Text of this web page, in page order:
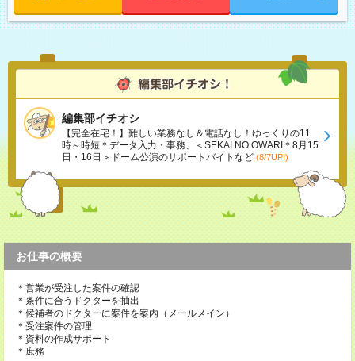
編集部イチオシ
【完全在宅！】難しい業務なし＆電話なし！ゆっくりの11
時～時短＊データ入力・事務、＜SEKAI NO OWARI＊8月15
日・16日＞ドーム公演のサポートバイトなど (8/7UP!)
お仕事の概要
＊営業が受注した案件の確認
＊条件に合うドクターを抽出
＊候補者のドクターに案件を案内（メールメイン）
＊受注案件の管理
＊資料の作成サポート
＊庶務